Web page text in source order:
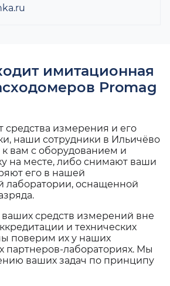
имитационная
Promag
средства измерения и его
наши сотрудники в Ильичёво
вам с оборудованием и
на месте, либо снимают ваши
его в нашей
лаборатории, оснащенной
ваших средств измерений вне
и технических
поверим их у наших
партнеров-лабораториях. Мы
ваших задач по принципу